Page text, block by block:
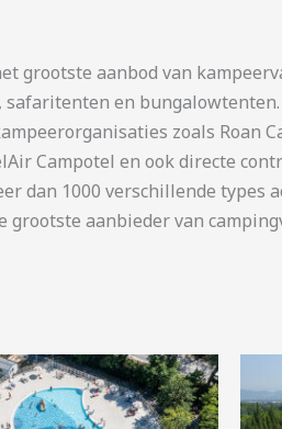
grootste aanbod van
safaritenten en bungalowtenten.
zoals Roan
Campotel en ook directe
dan 1000 verschillende types
aanbieder van